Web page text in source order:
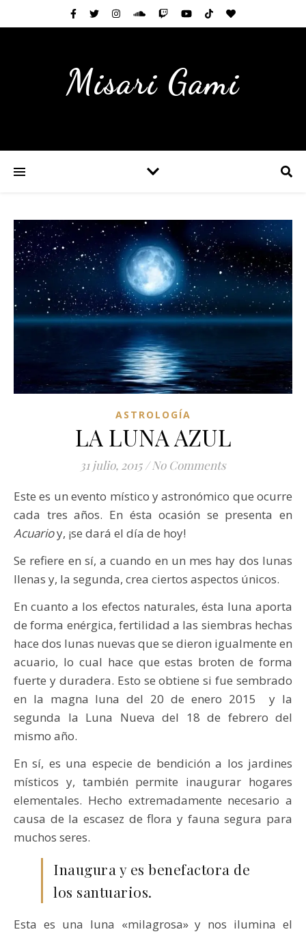
Misari Gami
ASTROLOGÍA
LA LUNA AZUL
31 julio, 2015 / No Comments
Este es un evento místico y astronómico que ocurre
cada tres años. En ésta ocasión se presenta en
Acuarioy, ¡se dará el día de hoy!
Se refiere en sí, a cuando en un mes hay dos lunas
llenas y, la segunda, crea ciertos aspectos únicos.
En cuanto a los efectos naturales, ésta luna aporta
de forma enérgica, fertilidad a las siembras hechas
hace dos lunas nuevas que se dieron igualmente en
acuario, lo cual hace que estas broten de forma
fuerte y duradera. Esto se obtiene si fue sembrado
en la magna luna del 20 de enero 2015 y la
segunda la Luna Nueva del 18 de febrero del
mismo año.
En sí, es una especie de bendición a los jardines
místicos y, también permite inaugurar hogares
elementales. Hecho extremadamente necesario a
causa de la escasez de flora y fauna segura para
muchos seres.
Inaugura y es benefactora de
los santuarios.
Esta es una luna «milagrosa» y nos ilumina el